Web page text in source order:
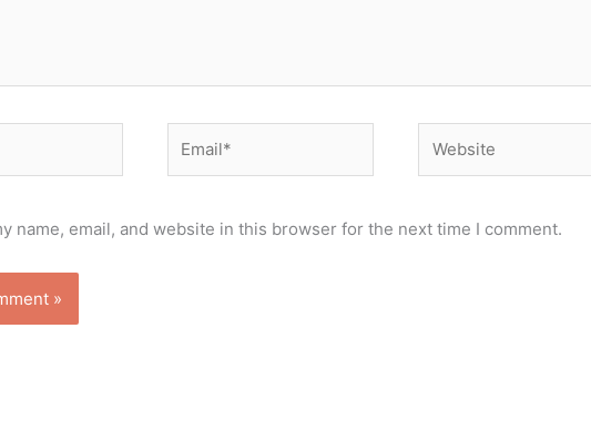
name, email, and website in this browser for the next time I comment.